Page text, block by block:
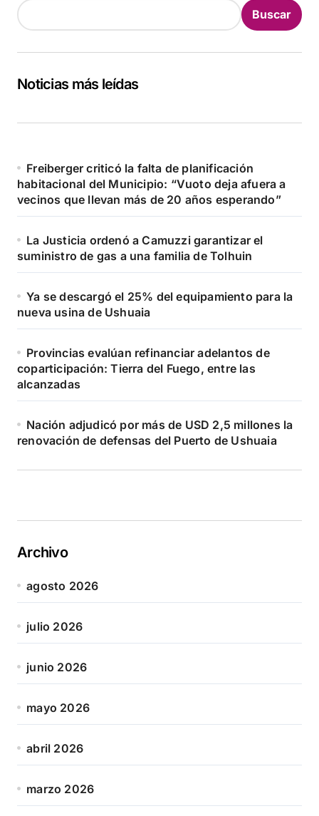
Buscar
Noticias más leídas
Freiberger criticó la falta de planificación
habitacional del Municipio: “Vuoto deja afuera a
vecinos que llevan más de 20 años esperando”
La Justicia ordenó a Camuzzi garantizar el
suministro de gas a una familia de Tolhuin
Ya se descargó el 25% del equipamiento para la
nueva usina de Ushuaia
Provincias evalúan refinanciar adelantos de
coparticipación: Tierra del Fuego, entre las
alcanzadas
Nación adjudicó por más de USD 2,5 millones la
renovación de defensas del Puerto de Ushuaia
Archivo
agosto 2026
julio 2026
junio 2026
mayo 2026
abril 2026
marzo 2026